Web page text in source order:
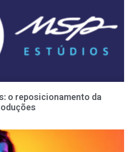
o reposicionamento da